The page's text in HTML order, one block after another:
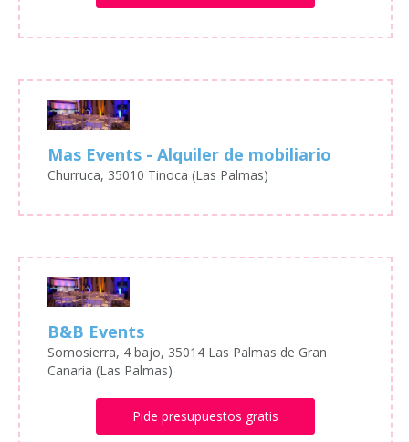
Mas Events - Alquiler de mobiliario
Churruca, 35010 Tinoca (Las Palmas)
B&B Events
Somosierra, 4 bajo, 35014 Las Palmas de Gran
Canaria (Las Palmas)
Pide presupuestos gratis